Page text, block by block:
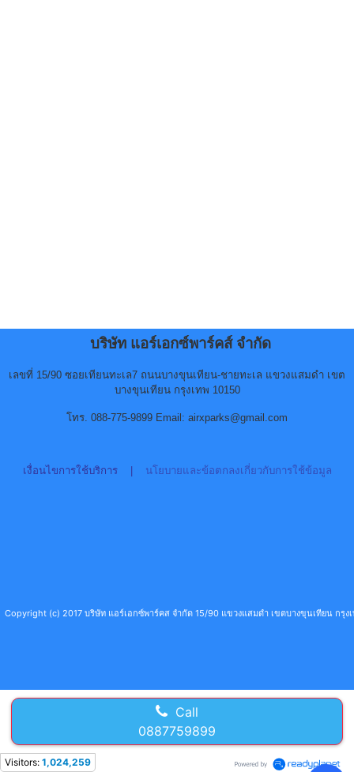
บริษัท แอร์เอกซ์พาร์คส์ จำกัด
เลขที่ 15/90 ซอยเทียนทะเล7 ถนนบางขุนเทียน-ชายทะเล แขวงแสมดำ เขต
บางขุนเทียน กรุงเทพ 10150
โทร. 088-775-9899 Email: airxparks@gmail.com
เงื่อนไขการใช้บริการ| นโยบายและข้อตกลงเกี่ยวกับการใช้ข้อมูล
Copyright (c) 2017 บริษัท แอร์เอกซ์พาร์คส จำกัด 15/90 แขวงแสมดำ เขตบางขุนเทียน กรุ
Call
0887759899
Visitors: 1,024,259